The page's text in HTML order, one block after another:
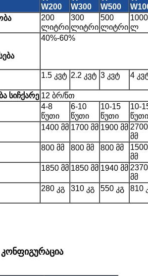
W200
W300
W500
200
ლიტრი
300
ლიტრი
500
ლიტრი
1000
ლ
40%-60%
1.5 კვტ 2.2 კვტ 3 კვტ 4
სიჩქარე 12 ბრ/წთ
4-8
წუთი
6-10
წუთი
10-15
წუთი
10-
წუთი
1400 მმ 1700 მმ 1900 მმ 2700
მმ
800 მმ 800 მმ 800 მმ
1500
მმ
1850 მმ 1850 მმ 1940 მმ 2370
მმ
280 კგ 310 კგ 550 კგ 810